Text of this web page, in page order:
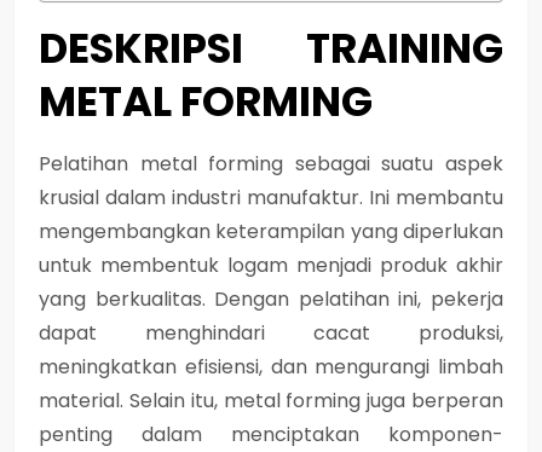
DESKRIPSI TRAINING
METAL FORMING
Pelatihan metal forming sebagai suatu aspek
krusial dalam industri manufaktur. Ini membantu
mengembangkan keterampilan yang diperlukan
untuk membentuk logam menjadi produk akhir
yang berkualitas. Dengan pelatihan ini, pekerja
dapat menghindari cacat produksi,
meningkatkan efisiensi, dan mengurangi limbah
material. Selain itu, metal forming juga berperan
penting dalam menciptakan komponen-